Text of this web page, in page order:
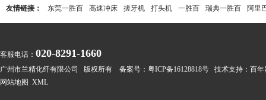
友情链接： 东莞一胜百 高速冲床 搓牙机 打头机 一胜百 瑞典一胜百 阿里
客服电话： 020-8291-1660
广州市兰精化纤有限公司 版权所有 备案号： 粤ICP备16128818号 技术支持： 百年
网站地图 XML